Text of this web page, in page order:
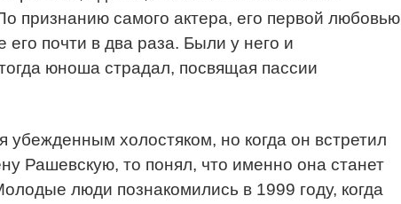
признанию самого актера, его первой любовью
почти в два раза. Были у него и
юноша страдал, посвящая пассии
убежденным холостяком, но когда он встретил
Рашевскую, то понял, что именно она станет
люди познакомились в 1999 году, когда